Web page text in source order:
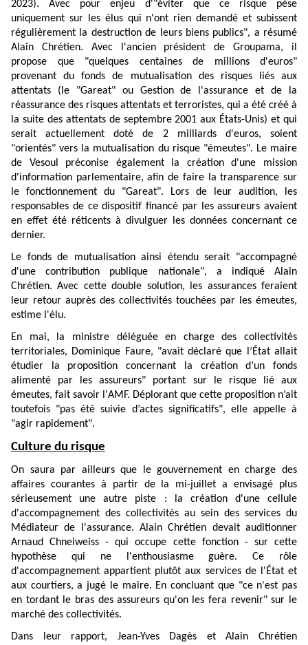
2023). Avec pour enjeu d'"éviter que ce risque pèse
uniquement sur les élus qui n'ont rien demandé et subissent
régulièrement la destruction de leurs biens publics", a résumé
Alain Chrétien. Avec l'ancien président de Groupama, il
propose que "quelques centaines de millions d'euros"
provenant du fonds de mutualisation des risques liés aux
attentats (le "Gareat" ou Gestion de l'assurance et de la
réassurance des risques attentats et terroristes, qui a été créé à
la suite des attentats de septembre 2001 aux États-Unis) et qui
serait actuellement doté de 2 milliards d'euros, soient
"orientés" vers la mutualisation du risque "émeutes". Le maire
de Vesoul préconise également la création d'une mission
d'information parlementaire, afin de faire la transparence sur
le fonctionnement du "Gareat". Lors de leur audition, les
responsables de ce dispositif financé par les assureurs avaient
en effet été réticents à divulguer les données concernant ce
dernier.
Le fonds de mutualisation ainsi étendu serait "accompagné
d'une contribution publique nationale", a indiqué Alain
Chrétien. Avec cette double solution, les assurances feraient
leur retour auprès des collectivités touchées par les émeutes,
estime l'élu.
En mai, la ministre déléguée en charge des collectivités
territoriales, Dominique Faure, "avait déclaré que l’État allait
étudier la proposition concernant la création d’un fonds
alimenté par les assureurs" portant sur le risque lié aux
émeutes, fait savoir l'AMF. Déplorant que cette proposition n’ait
toutefois "pas été suivie d’actes significatifs", elle appelle à
"agir rapidement".
Culture du risque
On saura par ailleurs que le gouvernement en charge des
affaires courantes à partir de la mi-juillet a envisagé plus
sérieusement une autre piste : la création d'une cellule
d'accompagnement des collectivités au sein des services du
Médiateur de l'assurance. Alain Chrétien devait auditionner
Arnaud Chneiweiss - qui occupe cette fonction - sur cette
hypothèse qui ne l'enthousiasme guère. Ce rôle
d'accompagnement appartient plutôt aux services de l'État et
aux courtiers, a jugé le maire. En concluant que "ce n'est pas
en tordant le bras des assureurs qu'on les fera revenir" sur le
marché des collectivités.
Dans leur rapport, Jean-Yves Dagès et Alain Chrétien